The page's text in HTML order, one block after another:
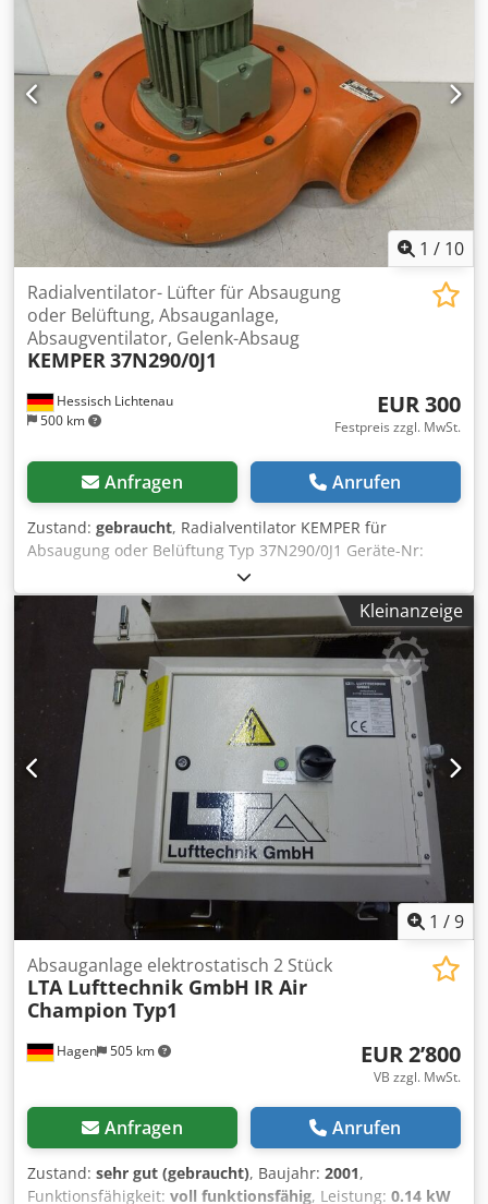
1 / 10
Hessisch Lichtenau
500 km
Radialventilator- Lüfter für Absaugung
oder Belüftung, Absauganlage,
Absaugventilator, Gelenk-Absaug
KEMPER37N290/0J1
EUR 300
Festpreis zzgl. MwSt.
Anfragen Anrufen
Zustand: gebraucht, Radialventilator KEMPER für
Absaugung oder Belüftung Typ 37N290/0J1 Geräte-Nr:
1.8011 Art-Nr: 853.103 Baujahr: ca. 1990 Csdjzpbrwepfx Ak
Djha Luftvolumenstrom 1700 m3/h Ansaugrohr Ø 150 mm
innen Abluftrohr Ø 150 mm innen Motordrehzahl 2800
U/min Motorleistung 0,75 kW Netzanschluß 400 Volt, 50 Hz.
- Gehäuse aus Aluminiumguss - Laufrad aus
Aluminiumguss - sehr robuste Bauart Platzbedarf L x B x H
450 x 420 x 400 mm Gewicht 20 kg guter Zustand Optimal
für Schweißrauchabsaugung 2 Stück vorhanden Preis pro
Stück
Kleinanzeige
1 /9
Hagen 505 km
Absauganlage elektrostatisch 2 Stück
LTA Lufttechnik GmbH IR Air
Champion Typ1
EUR 2’800
VB zzgl. MwSt.
Anfragen Anrufen
Zustand: sehr gut (gebraucht), Baujahr: 2001,
Funktionsfähigkeit: voll funktionsfähig, Leistung: 0.14 kW